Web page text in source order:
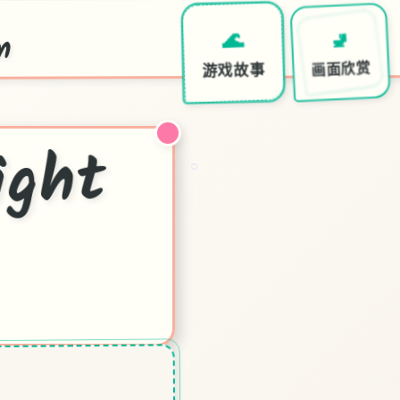
🌊
游戏故事
🚽
画面欣赏
○
～